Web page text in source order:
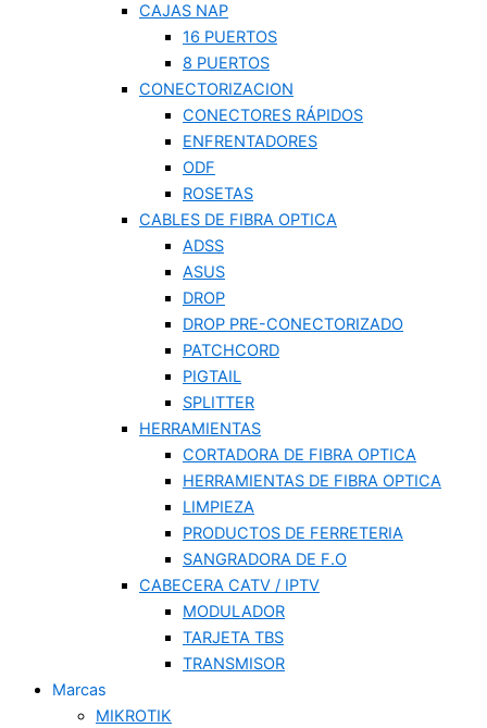
CAJAS NAP
16 PUERTOS
8 PUERTOS
CONECTORIZACION
CONECTORES RÁPIDOS
ENFRENTADORES
ODF
ROSETAS
CABLES DE FIBRA OPTICA
ADSS
ASUS
DROP
DROP PRE-CONECTORIZADO
PATCHCORD
PIGTAIL
SPLITTER
HERRAMIENTAS
CORTADORA DE FIBRA OPTICA
HERRAMIENTAS DE FIBRA OPTICA
LIMPIEZA
PRODUCTOS DE FERRETERIA
SANGRADORA DE F.O
CABECERA CATV / IPTV
MODULADOR
TARJETA TBS
TRANSMISOR
Marcas
MIKROTIK